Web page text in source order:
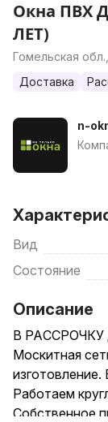
Окна ПВХ
ЛЕТ)
Гомельская
Доставка
n-
Вид
Состояние
Описание
В РАССРОЧКУ
Москитная
Работаем
Собственное